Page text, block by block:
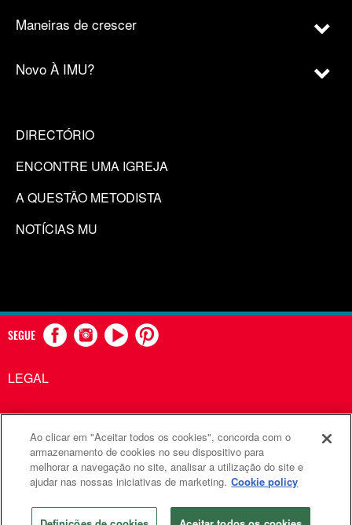
Maneiras de crescer
Novo À IMU?
DIRECTÓRIO
ENCONTRE UMA IGREJA
A QUESTÃO METODISTA
NOTÍCIAS MU
SEGUE
LEGAL
Comunicações Metodistas Unidas é uma agência da Igreja
Metodista Unida
©2026 Comunicações Metodistas Unidas. Todos os direitos
reservados
Ao clicar em "Aceitar todos os cookies", concorda com o
armazenamento de cookies no seu dispositivo para
melhorar a navegação no site, analisar a utilização do site e
ajudar nas nossas iniciativas de marketing. Cookie policy